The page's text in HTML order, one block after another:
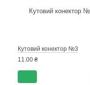
Кутовий конектор №3
11.00 ₴